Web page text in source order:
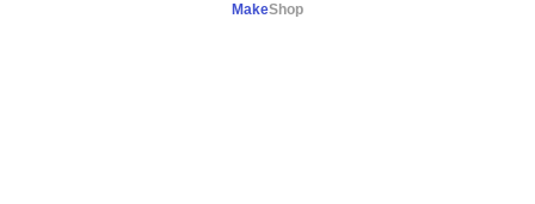
MakeShop